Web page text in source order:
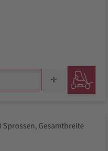
Gesamtbreite